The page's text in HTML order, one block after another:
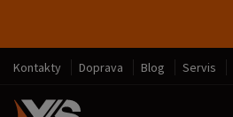
Kontakty Doprava Blog Servis